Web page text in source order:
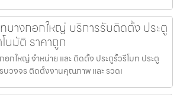
บางกอกใหญ่ บริการรับติดตั้ง ประตู
นมัติ ราคาถูก
กใหญ่ จำหน่าย และ ติดตั้ง ประตูรั้วรีโมท ประตู
วงจร ติดตั้งงานคุณภาพ และ รวดเ